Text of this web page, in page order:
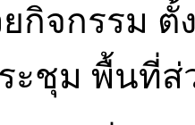
กิจกรรม
ะชุม พื้นที่ส่